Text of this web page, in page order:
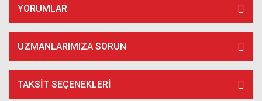
YORUMLAR
UZMANLARIMIZA SORUN
TAKSIT SEÇENEKLERI